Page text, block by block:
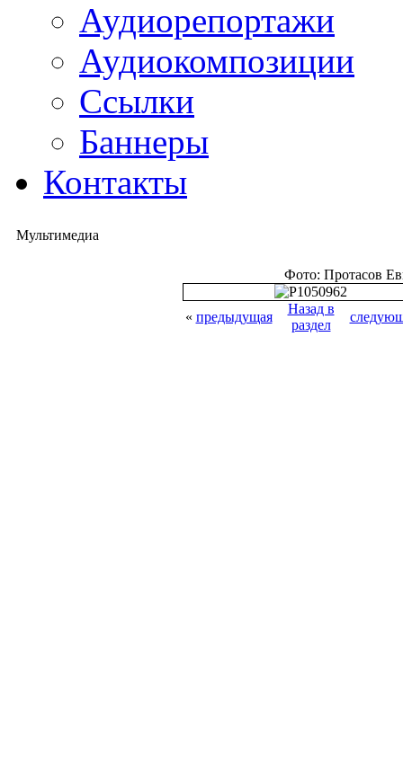
Аудиорепортажи
Аудиокомпозиции
Ссылки
Баннеры
Контакты
Мультимедиа
Фото: Протасов
« предыдущая
Назад в
раздел